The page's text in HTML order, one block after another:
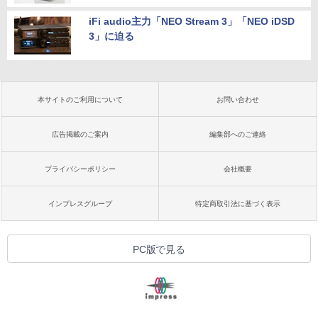
iFi audio主力「NEO Stream 3」「NEO iDSD
3」に迫る
本サイトのご利用について お問い合わせ
広告掲載のご案内 編集部へのご連絡
プライバシーポリシー 会社概要
インプレスグループ 特定商取引法に基づく表示
PC版で見る